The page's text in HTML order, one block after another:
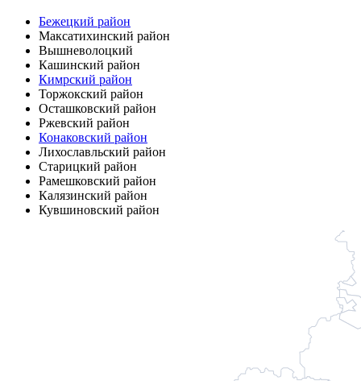
Бежецкий район
Максатихинский район
Вышневолоцкий
Кашинский район
Кимрский район
Торжокский район
Осташковский район
Ржевский район
Конаковский район
Лихославльский район
Старицкий район
Рамешковский район
Калязинский район
Кувшиновский район